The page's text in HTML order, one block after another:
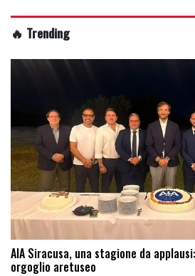
🔥 Trending
AIA Siracusa, una stagione da
orgoglio aretuseo